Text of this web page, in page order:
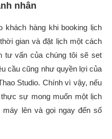
nhân
khách hàng khi booking lịch
gian và đặt lịch một cách
tư vấn của chúng tôi sẽ set
cầu cũng như quyền lợi của
Studio. Chính vì vậy, nếu
sự mong muốn một lịch
máy lên và gọi ngay đến số